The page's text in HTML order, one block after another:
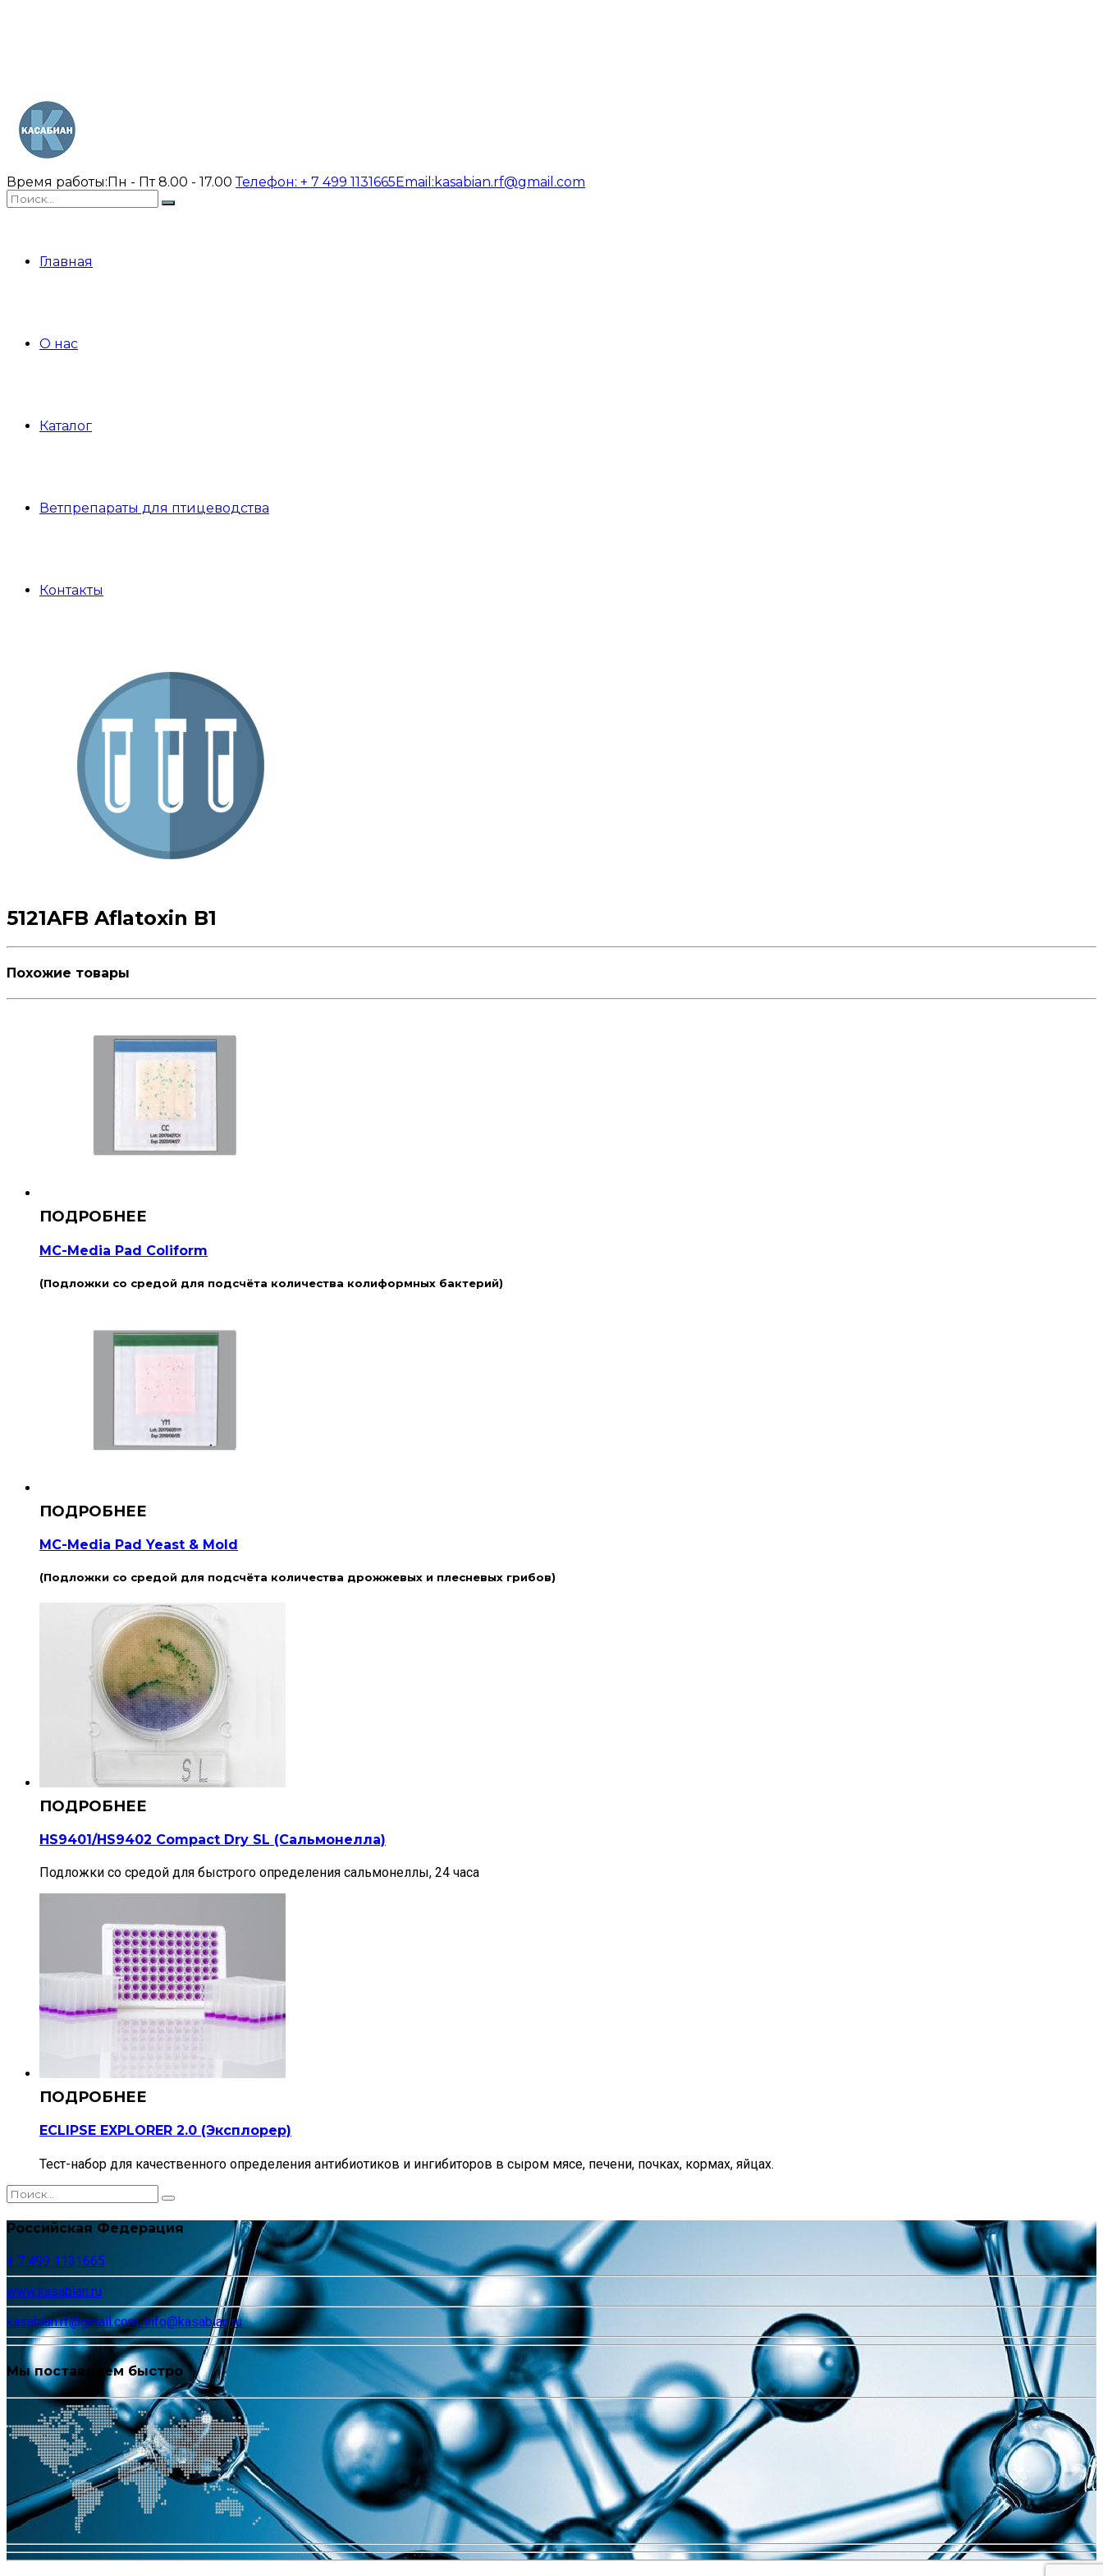
Время работы:Пн - Пт 8.00 - 17.00Телефон: + 7 499 1131665Email: kasabian.rf@gmail.com
Главная
О нас
Каталог
Ветпрепараты для птицеводства
Контакты
5121AFB Aflatoxin B1
Похожие товары
MC-Media Pad Coliform
(Подложки со средой для подсчёта количества колиформных бактерий)
MC-Media Pad Yeast & Mold
(Подложки со средой для подсчёта количества дрожжевых и плесневых грибов)
HS9401/HS9402 Compact Dry SL (Сальмонелла)
Подложки со средой для быстрого определения сальмонеллы, 24 часа
ECLIPSE EXPLORER 2.0 (Эксплорер)
Тест-набор для качественного определения антибиотиков и ингибиторов в сыром мясе, печени, почках, кормах, яйцах.
Российская Федерация
+ 7 499 1131665
www.kasabian.ru
kasabian.rf@gmail.com, info@kasabian.ru
Мы поставляем быстро